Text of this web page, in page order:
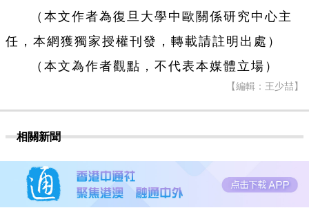
（本文作者為復旦大學中歐關係研究中心主
任，本網獲獨家授權刊發，轉載請註明出處）
（本文為作者觀點，不代表本媒體立場）
【編輯：王少喆】
相關新聞